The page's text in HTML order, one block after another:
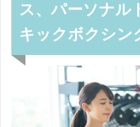
ス、パーソナル
キックボクシン